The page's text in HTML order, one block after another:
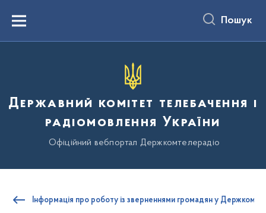
вмістуMenu Пошук
Державний комітет телебачення і
радіомовлення України
Офіційний вебпортал Держкомтелерадіо
Інформація про роботу із зверненнями громадян у